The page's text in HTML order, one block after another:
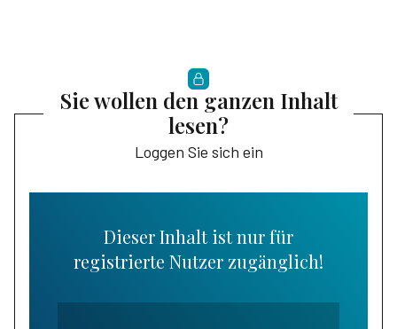
Sie wollen den ganzen Inhalt
lesen?
Loggen Sie sich ein
Dieser Inhalt ist nur für
registrierte Nutzer zugänglich!